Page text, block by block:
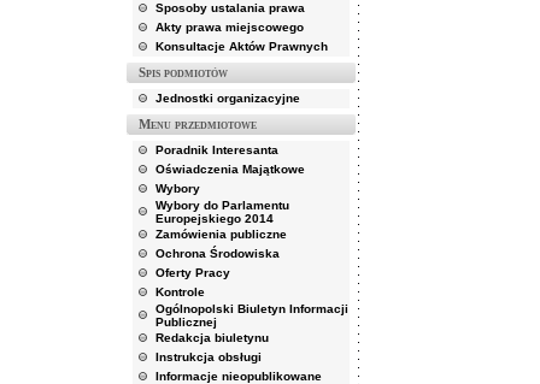
Sposoby ustalania prawa
Akty prawa miejscowego
Konsultacje Aktów Prawnych
Spis podmiotów
Jednostki organizacyjne
Menu przedmiotowe
Poradnik Interesanta
Oświadczenia Majątkowe
Wybory
Wybory do Parlamentu
Europejskiego 2014
Zamówienia publiczne
Ochrona Środowiska
Oferty Pracy
Kontrole
Ogólnopolski Biuletyn Informacji
Publicznej
Redakcja biuletynu
Instrukcja obsługi
Informacje nieopublikowane